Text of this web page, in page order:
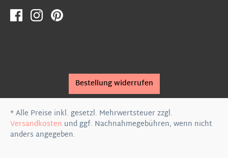
Bestellung widerrufen
* Alle Preise inkl. gesetzl. Mehrwertsteuer zzgl.
Versandkosten und ggf. Nachnahmegebühren, wenn nicht
anders angegeben.